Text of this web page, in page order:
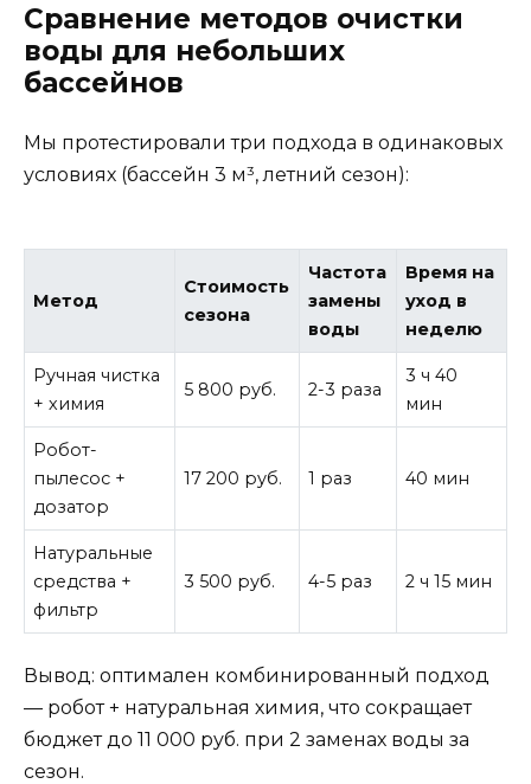
Сравнение методов очистки
воды для небольших
бассейнов
Мы протестировали три подхода в одинаковых
условиях (бассейн 3 м³, летний сезон):
Метод
Стоимость
сезона
Частота
замены
воды
Время на
уход в
неделю
Ручная чистка
+ химия
5 800 руб. 2-3 раза
3 ч 40
мин
Робот-
пылесос +
дозатор
17 200 руб. 1 раз 40 мин
Натуральные
средства +
фильтр
3 500 руб. 4-5 раз 2 ч 15 мин
Вывод: оптимален комбинированный подход
— робот + натуральная химия, что сокращает
бюджет до 11 000 руб. при 2 заменах воды за
сезон.